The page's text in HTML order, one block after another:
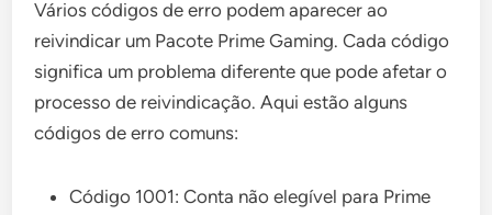
Vários códigos de erro podem aparecer ao
reivindicar um Pacote Prime Gaming. Cada código
significa um problema diferente que pode afetar o
processo de reivindicação. Aqui estão alguns
códigos de erro comuns:
Código 1001: Conta não elegível para Prime